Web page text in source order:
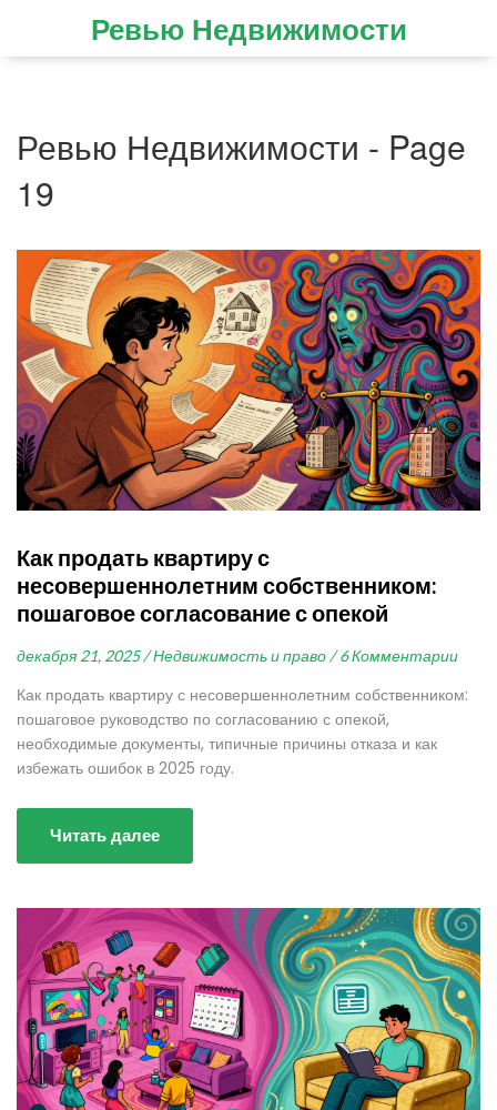
Ревью Недвижимости
Ревью Недвижимости - Page
19
Как продать квартиру с
несовершеннолетним собственником:
пошаговое согласование с опекой
декабря 21, 2025 / Недвижимость и право / 6 Комментарии
Как продать квартиру с несовершеннолетним собственником:
пошаговое руководство по согласованию с опекой,
необходимые документы, типичные причины отказа и как
избежать ошибок в 2025 году.
Читать далее